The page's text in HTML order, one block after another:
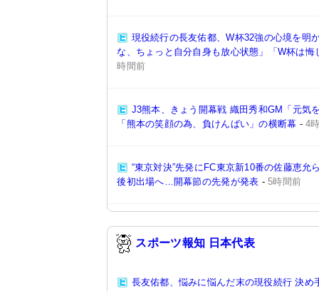
現役続行の長友佑都、W杯32強の心境を明
な、ちょっと自分自身も放心状態」「W杯は悔
時間前
J3熊本、きょう開幕戦 織田秀和GM「元気
「熊本の笑顔の為、負けんばい」の横断幕 -4
“東京対決”先発にFC東京新10番の佐藤恵允
後初出場へ…開幕節の先発が発表 -5時間前
スポーツ報知 日本代表
長友佑都、悩みに悩んだ末の現役続行 決め